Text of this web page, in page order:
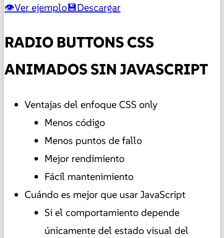
Ver ejemplo Descargar
RADIO BUTTONS CSS
ANIMADOS SIN JAVASCRIPT
Ventajas del enfoque CSS only
Menos código
Menos puntos de fallo
Mejor rendimiento
Fácil mantenimiento
Cuándo es mejor que usar JavaScript
Si el comportamiento depende
únicamente del estado visual del